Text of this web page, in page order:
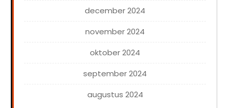
december 2024
november 2024
oktober 2024
september 2024
augustus 2024